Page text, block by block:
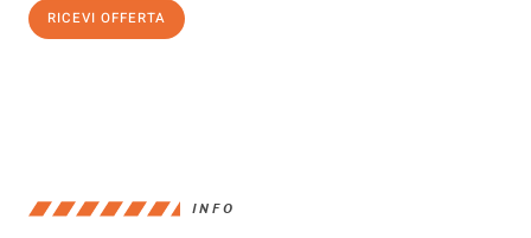
RICEVI OFFERTA
INFO